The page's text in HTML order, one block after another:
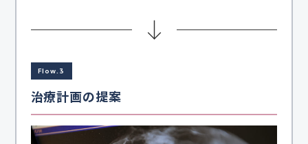
Flow.3
治療計画の提案